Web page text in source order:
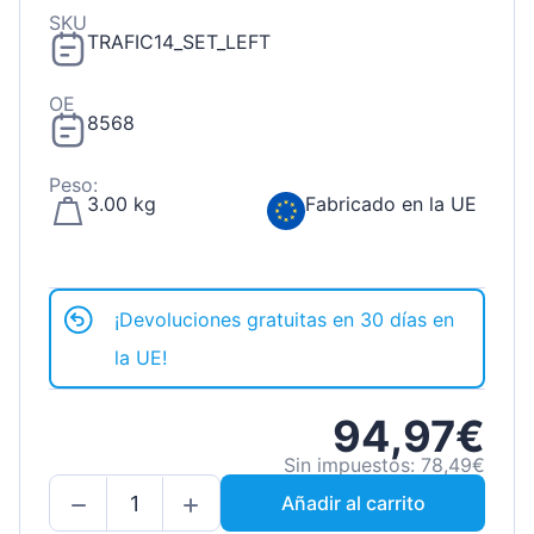
SKU
TRAFIC14_SET_LEFT
OE
8568
Peso:
3.00 kg
Fabricado en la UE
¡Devoluciones gratuitas en 30 días en
la UE!
94,97€
Sin impuestos: 78,49€
Añadir al carrito